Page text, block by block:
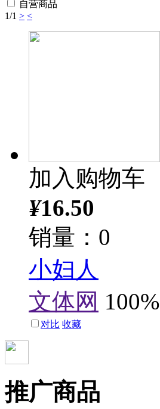
自营商品
1/1 > <
加入购物车
¥16.50
销量：0
小妇人
文体网 100%
对比 收藏
推广商品